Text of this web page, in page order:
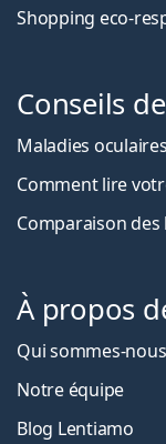
Shopping eco-
Conseils
Maladies oculaires
Comment lire
Comparaison
À propos
Qui sommes-
Notre équipe
Blog Lentiamo